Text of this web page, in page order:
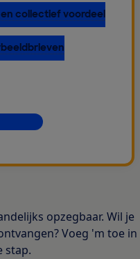
collectief voordeel
opzegbaar. Wil je
Voeg 'm toe in
stap.